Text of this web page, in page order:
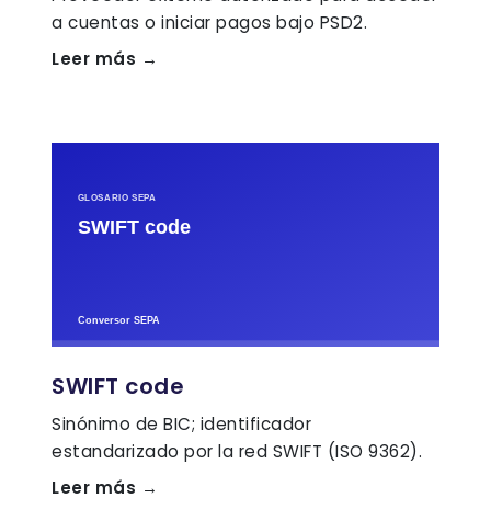
a cuentas o iniciar pagos bajo PSD2.
Leer más →
SWIFT code
Sinónimo de BIC; identificador
estandarizado por la red SWIFT (ISO 9362).
Leer más →